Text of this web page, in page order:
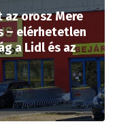
orosz Mere
– elérhetetlen
a Lidl és az